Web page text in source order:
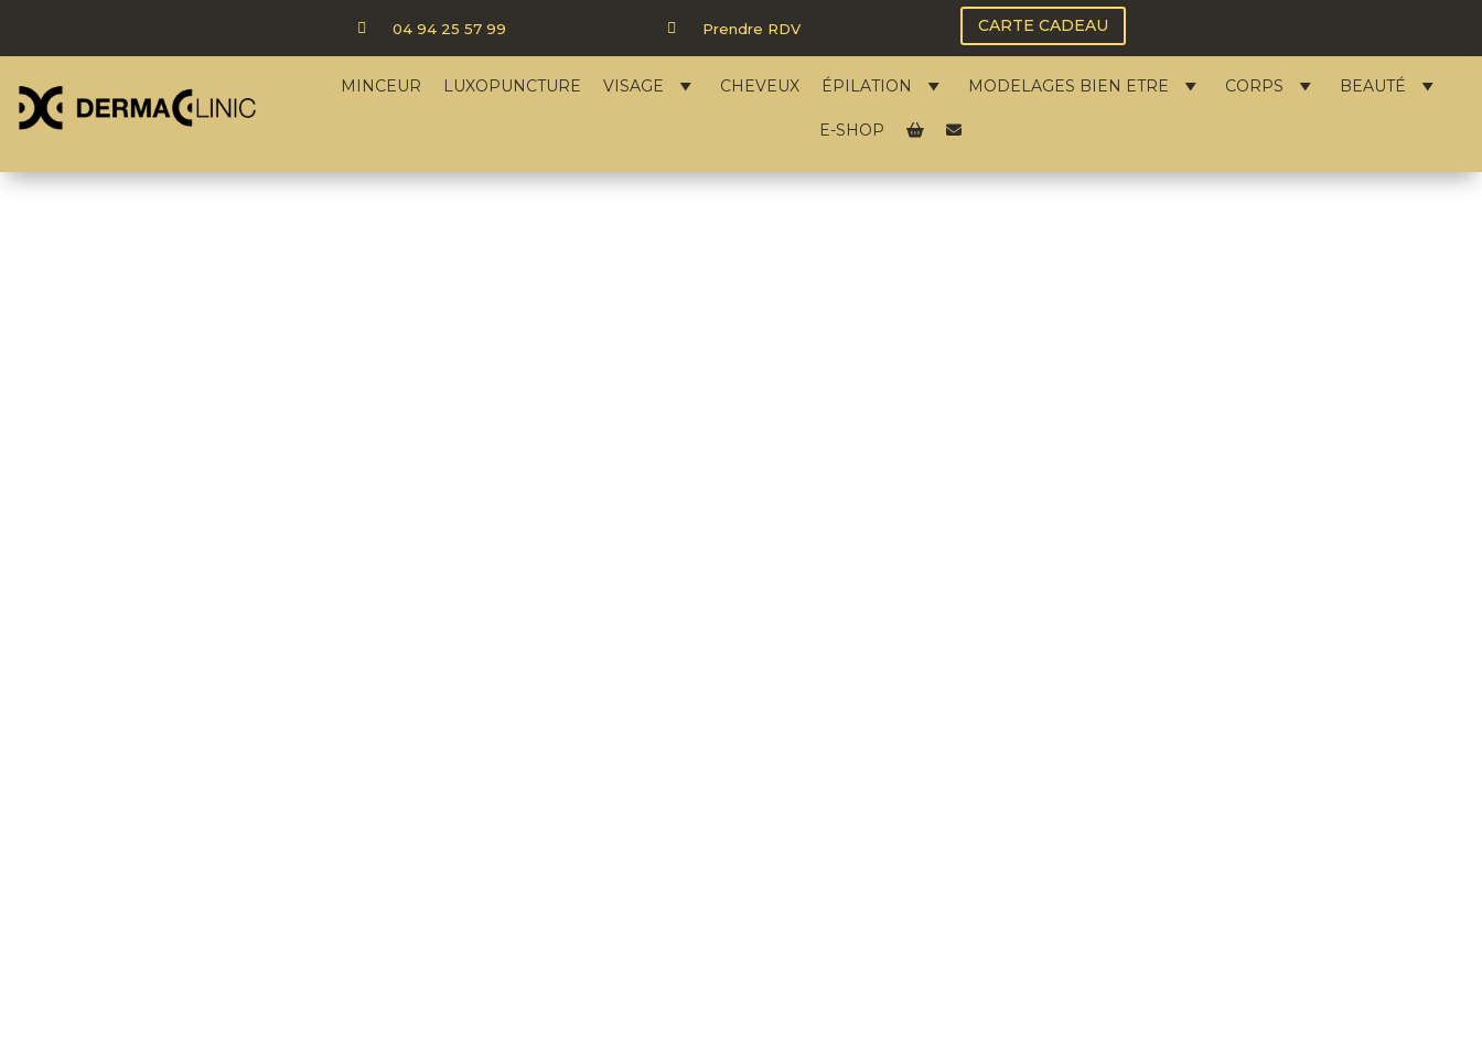
 04 94 25 57 99  Prendre RDV CARTE CADEAU
MINCEUR LUXOPUNCTURE VISAGE CHEVEUX ÉPILATION MODELAGES BIEN ETRE CORPS BEAUTÉ
E-SHOP